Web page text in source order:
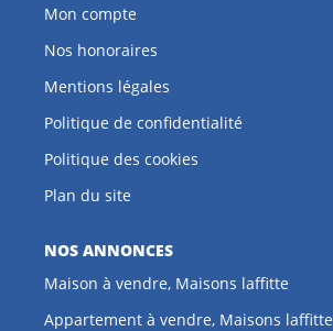
Mon compte
Nos honoraires
Mentions légales
Politique de confidentialité
Politique des cookies
Plan du site
NOS ANNONCES
Maison à vendre, Maisons laffitte
Appartement à vendre, Maisons laffitte